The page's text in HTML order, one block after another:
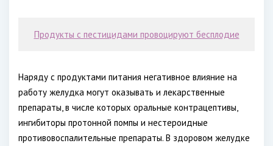
Продукты с пестицидами провоцируют бесплодие
Наряду с продуктами питания негативное влияние на
работу желудка могут оказывать и лекарственные
препараты, в числе которых оральные контрацептивы,
ингибиторы протонной помпы и нестероидные
противовоспалительные препараты. В здоровом желудке